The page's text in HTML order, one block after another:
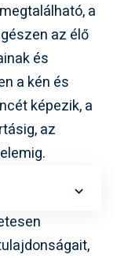
a
az élő
és
a kén és
képezik, a
az